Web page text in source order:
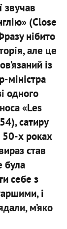
звучав
(Close
нібито
але це
із
міністра
одного
«Les
сатиру
50-х роках
став
була
себе з
і
м’яко